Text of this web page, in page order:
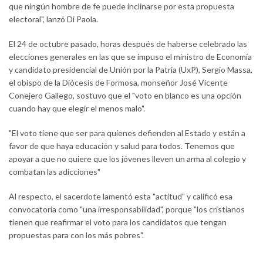
que ningún hombre de fe puede inclinarse por esta propuesta
electoral", lanzó Di Paola.
El 24 de octubre pasado, horas después de haberse celebrado las
elecciones generales en las que se impuso el ministro de Economía
y candidato presidencial de Unión por la Patria (UxP), Sergio Massa,
el obispo de la Diócesis de Formosa, monseñor José Vicente
Conejero Gallego, sostuvo que el "voto en blanco es una opción
cuando hay que elegir el menos malo".
"El voto tiene que ser para quienes defienden al Estado y están a
favor de que haya educación y salud para todos. Tenemos que
apoyar a que no quiere que los jóvenes lleven un arma al colegio y
combatan las adicciones"
Al respecto, el sacerdote lamentó esta "actitud" y calificó esa
convocatoria como "una irresponsabilidad", porque "los cristianos
tienen que reafirmar el voto para los candidatos que tengan
propuestas para con los más pobres".